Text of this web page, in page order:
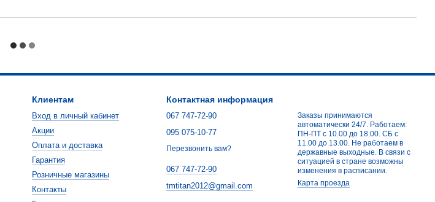
Клиентам
Вход в личный кабинет
Акции
Оплата и доставка
Гарантия
Розничные магазины
Контакты
Контактная информация
067 747-72-90
095 075-10-77
Перезвонить вам?
067 747-72-90
tmtitan2012@gmail.com
Заказы принимаются
автоматически 24/7. Работаем:
ПН-ПТ с 10.00 до 18.00. СБ с
11.00 до 13.00. Не работаем в
державные выходные. В связи с
ситуацией в стране возможны
изменения в расписании.
Карта проезда